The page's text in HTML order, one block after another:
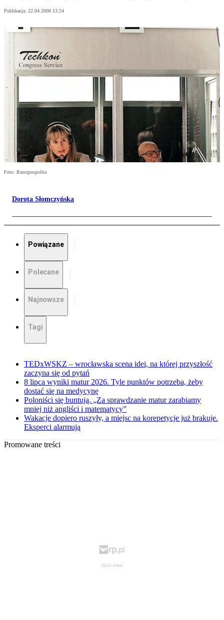
Publikacja: 22.04.2008 13:24
Foto: Rzeczpospolita
Dorota Słomczyńska
Powiązane
Polecane
Najnowsze
Tagi
TEDxWSKZ – wrocławska scena idei, na której przyszłość
zaczyna się od pytań
8 lipca wyniki matur 2026. Tyle punktów potrzeba, żeby
dostać się na medycynę
Poloniści się buntują. „Za sprawdzanie matur zarabiamy
mniej niż angliści i matematycy”
Wakacje dopiero ruszyły, a miejsc na korepetycje już brakuje.
Eksperci alarmują
Promowane treści